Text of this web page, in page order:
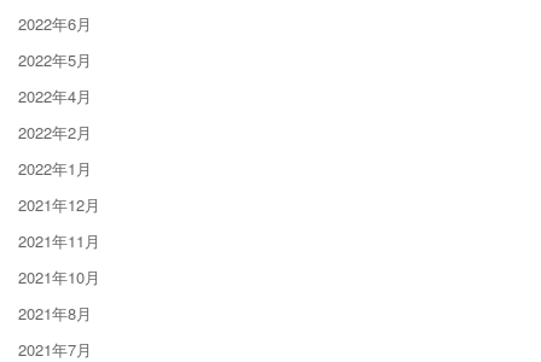
2022年6月
2022年5月
2022年4月
2022年2月
2022年1月
2021年12月
2021年11月
2021年10月
2021年8月
2021年7月